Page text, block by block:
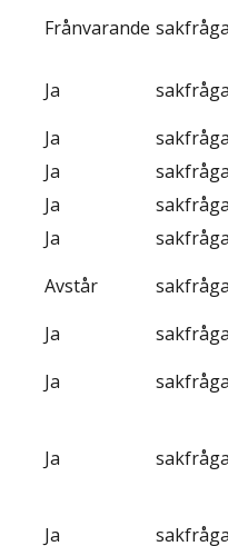
Frånvarande
Ja
Ja
Ja
Ja
Ja
Avstår
Ja
Ja
Ja
Ja